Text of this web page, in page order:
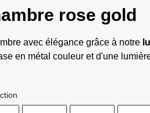
rose gold
avec élégance grâce à notre
en métal couleur et d'une